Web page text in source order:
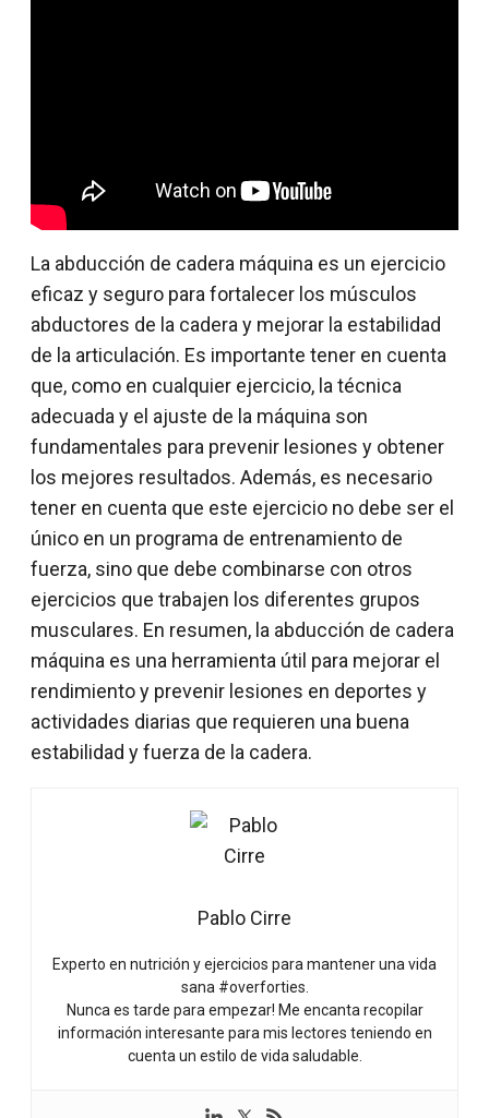
La abducción de cadera máquina es un ejercicio
eficaz y seguro para fortalecer los músculos
abductores de la cadera y mejorar la estabilidad
de la articulación. Es importante tener en cuenta
que, como en cualquier ejercicio, la técnica
adecuada y el ajuste de la máquina son
fundamentales para prevenir lesiones y obtener
los mejores resultados. Además, es necesario
tener en cuenta que este ejercicio no debe ser el
único en un programa de entrenamiento de
fuerza, sino que debe combinarse con otros
ejercicios que trabajen los diferentes grupos
musculares. En resumen, la abducción de cadera
máquina es una herramienta útil para mejorar el
rendimiento y prevenir lesiones en deportes y
actividades diarias que requieren una buena
estabilidad y fuerza de la cadera.
Pablo Cirre
Experto en nutrición y ejercicios para mantener una vida
sana #overforties.
Nunca es tarde para empezar! Me encanta recopilar
información interesante para mis lectores teniendo en
cuenta un estilo de vida saludable.